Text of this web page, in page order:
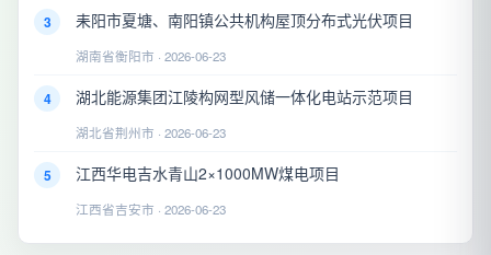
3 耒阳市夏塘、南阳镇公共机构屋顶分布式光伏项目
湖南省衡阳市 · 2026-06-23
4 湖北能源集团江陵构网型风储一体化电站示范项目
湖北省荆州市 · 2026-06-23
5 江西华电吉水青山2×1000MW煤电项目
江西省吉安市 · 2026-06-23